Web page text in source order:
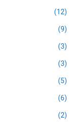
(12)
(9)
(3)
(3)
(5)
(6)
(2)